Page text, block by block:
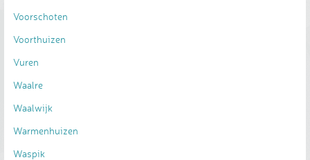
Voorschoten
Voorthuizen
Vuren
Waalre
Waalwijk
Warmenhuizen
Waspik